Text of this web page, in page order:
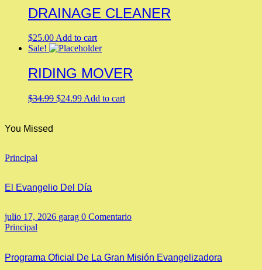
multiple
variants.
DRAINAGE CLEANER
$25.00Add to cart
Sale!
RIDING MOVER
$34.99 Original
$24.99Current
Add to cart
You Missed
Principal
El Evangelio Del Día
julio 17, 2026 garag 0 Comentario
Principal
Programa Oficial De La Gran Misión Evangelizadora